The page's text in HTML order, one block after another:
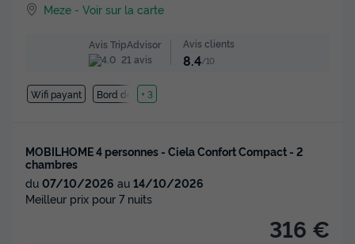
Meze -Voir sur la carte
Avis TripAdvisor
21 avis
Avis clients
8.4/10
Wifi payant Bord de mer
+ 3
MOBILHOME 4 personnes - Ciela Confort Compact - 2
chambres
du 07/10/2026 au 14/10/2026
Meilleur prix pour 7 nuits
316 €